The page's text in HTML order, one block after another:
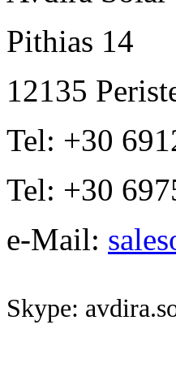
Pithias 14
12135
Tel: +30
Tel: +30
e-Mail:
Skype: